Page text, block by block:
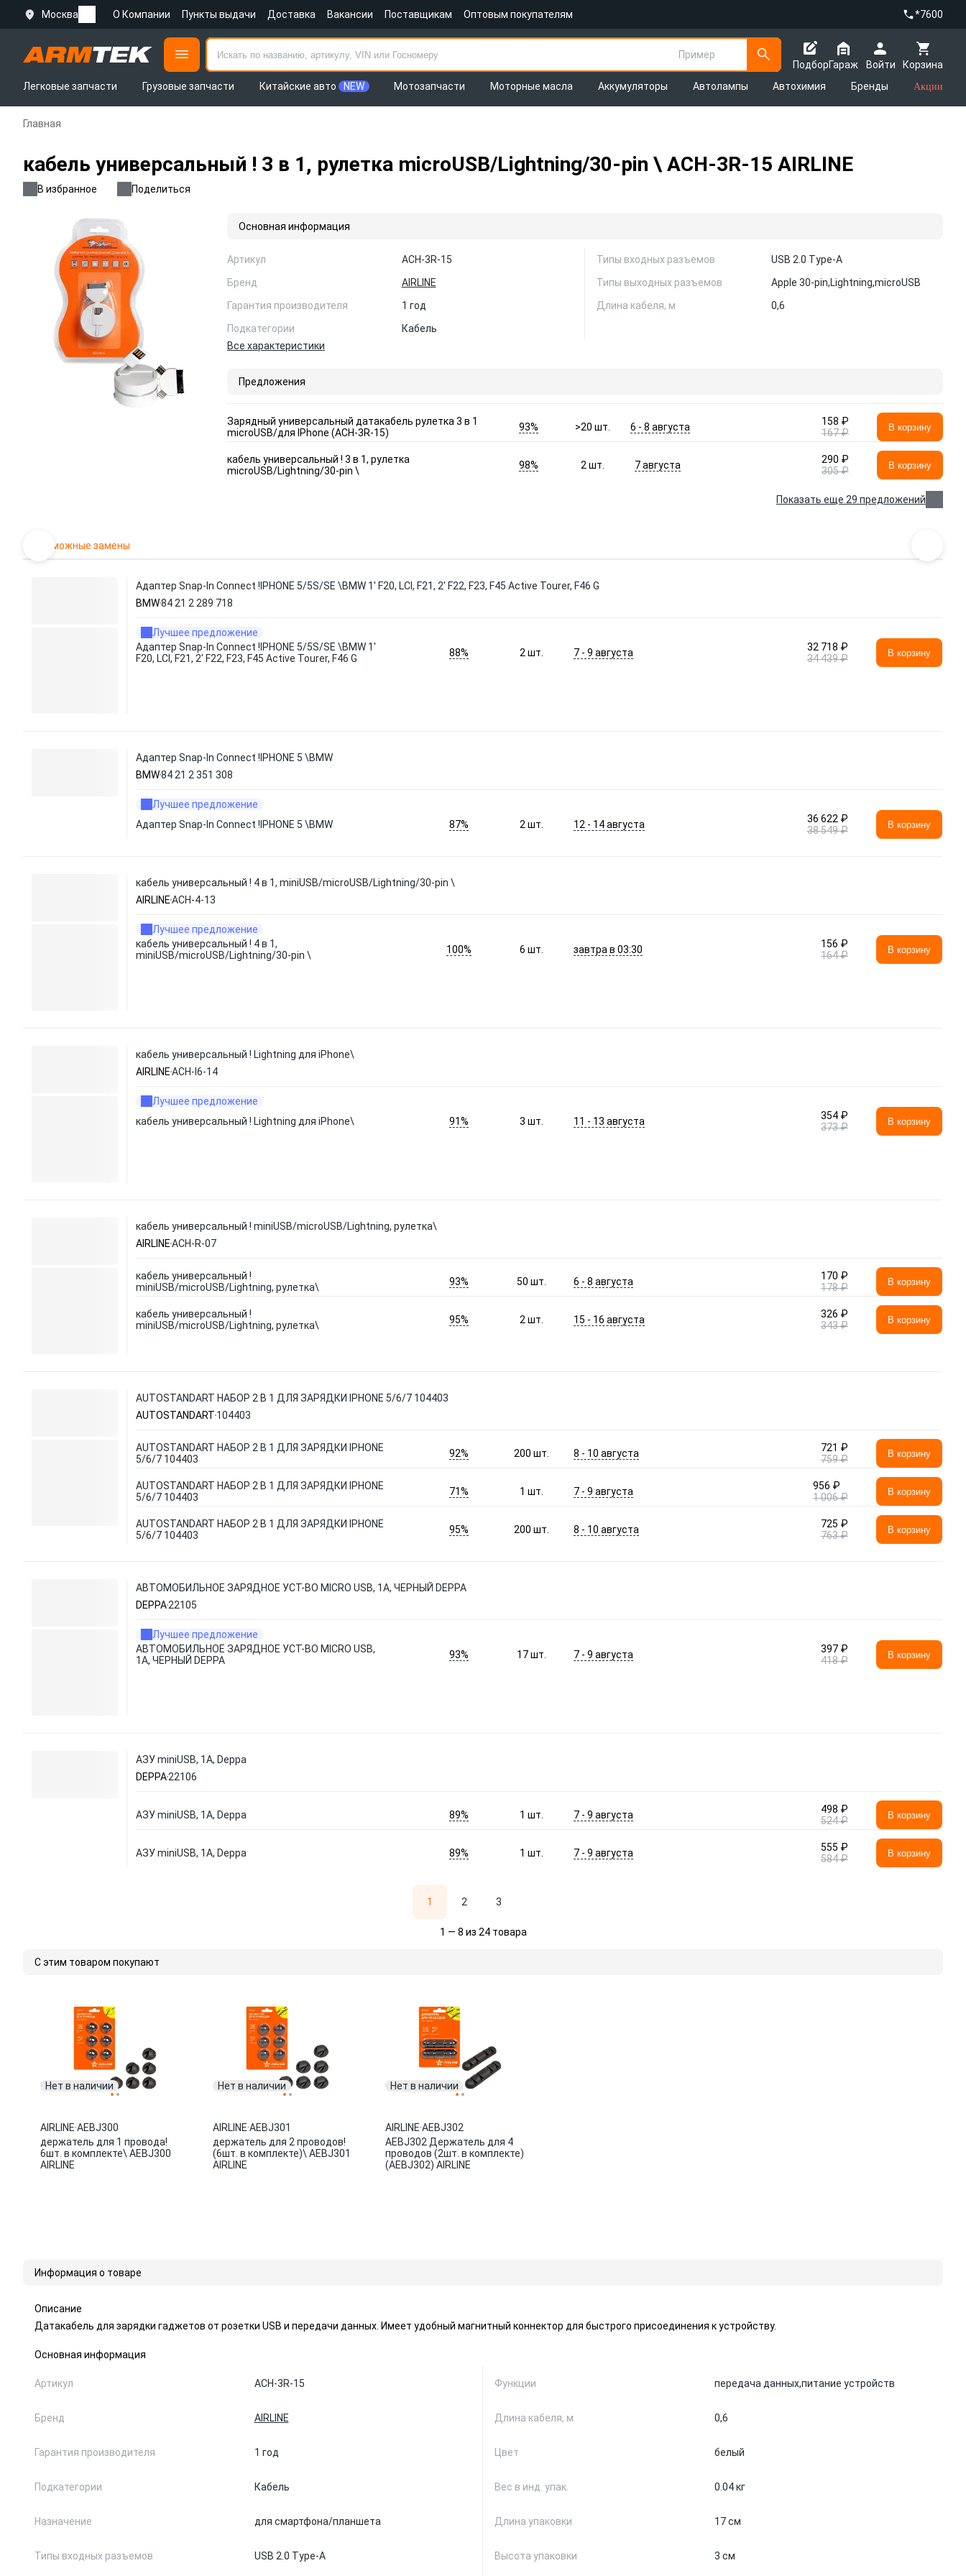
Москва О Компании Пункты выдачи Доставка Вакансии Поставщикам Оптовым покупателям *7600
Пример
Подбор
Корзина
Гараж
Войти
Легковые запчасти
Грузовые запчасти Китайские авто NEW Мотозапчасти Моторные масла Аккумуляторы Автолампы Автохимия Бренды Акции
Главная
кабель универсальный ! 3 в 1, рулетка microUSB/Lightning/30-pin \ ACH-3R-15 AIRLINE
В избранное Поделиться
Основная информация
Артикул
ACH-3R-15
Бренд
AIRLINE
Гарантия производителя
1 год
Подкатегории
Кабель
Типы входных разъемов
USB 2.0 Type-A
Типы выходных разъемов
Apple 30-pin,Lightning,microUSB
Длина кабеля, м
0,6
Все характеристики
Предложения
Зарядный универсальный датакабель рулетка 3 в 1
microUSB/для IPhone (ACH-3R-15)
93% >20шт. 6 - 8 августа
158 ₽
167 ₽
В корзину
кабель универсальный ! 3 в 1, рулетка
microUSB/Lightning/30-pin \
98% 2шт. 7 августа
290 ₽
305 ₽
В корзину
Показать еще 29 предложений
Возможные замены
Адаптер Snap-In Connect !IPHONE 5/5S/SE \BMW 1' F20, LCI, F21, 2' F22, F23, F45 Active Tourer, F46 G
BMW84 21 2 289 718
Лучшее предложение
Адаптер Snap-In Connect !IPHONE 5/5S/SE \BMW 1'
F20, LCI, F21, 2' F22, F23, F45 Active Tourer, F46 G
88% 2шт. 7 - 9 августа
32 718 ₽
34 439 ₽
В корзину
Адаптер Snap-In Connect !IPHONE 5 \BMW
BMW84 21 2 351 308
Лучшее предложение
Адаптер Snap-In Connect !IPHONE 5 \BMW
87% 2шт. 12 - 14 августа
36 622 ₽
38 549 ₽
В корзину
кабель универсальный ! 4 в 1, miniUSB/microUSB/Lightning/30-pin \
AIRLINEACH-4-13
Лучшее предложение
кабель универсальный ! 4 в 1,
miniUSB/microUSB/Lightning/30-pin \
100% 6шт. завтра в 03:30
156 ₽
164 ₽
В корзину
кабель универсальный ! Lightning для iPhone\
AIRLINEACH-I6-14
Лучшее предложение
кабель универсальный ! Lightning для iPhone\
91% 3шт. 11 - 13 августа
354 ₽
373 ₽
В корзину
кабель универсальный ! miniUSB/microUSB/Lightning, рулетка\
AIRLINEACH-R-07
кабель универсальный !
miniUSB/microUSB/Lightning, рулетка\
93% 50шт. 6 - 8 августа
170 ₽
178 ₽
В корзину
кабель универсальный !
miniUSB/microUSB/Lightning, рулетка\
95% 2шт. 15 - 16 августа
326 ₽
343 ₽
В корзину
AUTOSTANDART НАБОР 2 В 1 ДЛЯ ЗАРЯДКИ IPHONE 5/6/7 104403
AUTOSTANDART 104403
AUTOSTANDART НАБОР 2 В 1 ДЛЯ ЗАРЯДКИ IPHONE
5/6/7 104403
92% 200шт. 8 - 10 августа
721 ₽
759 ₽
В корзину
AUTOSTANDART НАБОР 2 В 1 ДЛЯ ЗАРЯДКИ IPHONE
5/6/7 104403
71% 1шт. 7 - 9 августа
956 ₽
1 006 ₽
В корзину
AUTOSTANDART НАБОР 2 В 1 ДЛЯ ЗАРЯДКИ IPHONE
5/6/7 104403
95% 200шт. 8 - 10 августа
725 ₽
763 ₽
В корзину
АВТОМОБИЛЬНОЕ ЗАРЯДНОЕ УСТ-ВО MICRO USB, 1А, ЧЕРНЫЙ DEPPA
DEPPA22105
Лучшее предложение
АВТОМОБИЛЬНОЕ ЗАРЯДНОЕ УСТ-ВО MICRO USB,
1А, ЧЕРНЫЙ DEPPA
93% 17шт. 7 - 9 августа
397 ₽
418 ₽
В корзину
АЗУ miniUSB, 1A, Deppa
DEPPA22106
АЗУ miniUSB, 1A, Deppa 89% 1шт. 7 - 9 августа
498 ₽
524 ₽
В корзину
АЗУ miniUSB, 1A, Deppa 89% 1шт. 7 - 9 августа
555 ₽
584 ₽
В корзину
1 2 3
1 — 8 из 24 товара
С этим товаром покупают
Нет в наличии
AIRLINE·AEBJ300
держатель для 1 провода!
6шт. в комплекте\ AEBJ300
AIRLINE
Нет в наличии
AIRLINE·AEBJ301
держатель для 2 проводов!
(6шт. в комплекте)\ AEBJ301
AIRLINE
Нет в наличии
AIRLINE·AEBJ302
AEBJ302 Держатель для 4
проводов (2шт. в комплекте)
(AEBJ302) AIRLINE
Информация о товаре
Описание
Датакабель для зарядки гаджетов от розетки USB и передачи данных. Имеет удобный магнитный коннектор для быстрого присоединения к устройству.
Основная информация
Артикул ACH-3R-15
Бренд AIRLINE
Гарантия производителя 1 год
Подкатегории Кабель
Назначение для смартфона/планшета
Типы входных разъемов USB 2.0 Type-A
Функции передача данных,питание устройств
Длина кабеля, м 0,6
Цвет белый
Вес в инд. упак. 0.04 кг
Длина упаковки 17 см
Высота упаковки 3 см